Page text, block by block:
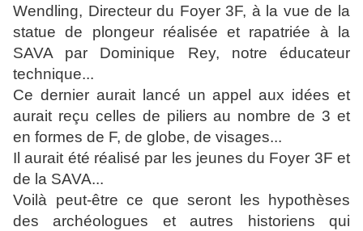
Wendling, Directeur du Foyer 3F, à la vue de la
statue de plongeur réalisée et rapatriée à la
SAVA par Dominique Rey, notre éducateur
technique...
Ce dernier aurait lancé un appel aux idées et
aurait reçu celles de piliers au nombre de 3 et
en formes de F, de globe, de visages...
Il aurait été réalisé par les jeunes du Foyer 3F et
de la SAVA...
Voilà peut-être ce que seront les hypothèses
des archéologues et autres historiens qui